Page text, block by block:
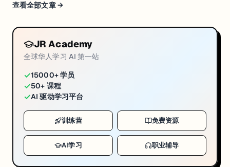
查看全部文章 →
JR Academy
全球华人学习 AI 第一站
✓15000+ 学员
✓50+ 课程
✓AI 驱动学习平台
训练营 免费资源
AI学习 职业辅导